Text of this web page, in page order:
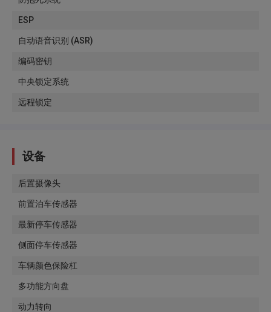
ESP
自动语音识别 (ASR)
编码密钥
中央锁定系统
远程锁定
设备
后置摄像头
前置泊车传感器
最新停车传感器
侧面停车传感器
车辆颜色保险杠
多功能方向盘
动力转向